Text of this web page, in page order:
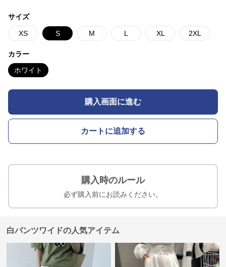
サイズ
XS S M L XL 2XL
カラー
ホワイト
購入画面に進む
カートに追加する
購入時のルール
必ず購入前にお読みください。
白パンツワイドの人気アイテム